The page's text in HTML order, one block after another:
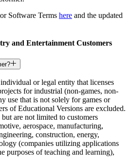
y operaciones de juego en vivo
móviles
aplicación en tiendas físicas y en el
(D2C).
los juegos adecuados
con Unity
tienda en experiencias en línea
en el automóvil
bloques de construcción
y consejos técnicos
prácticas
institución
Software Terms here and the updated
and Entertainment Customers
or legal entity that licenses
for industrial (non-games, non-
use that is not solely for games or
of Educational Versions are excluded.
are not limited to customers
aerospace, manufacturing,
construction, energy,
(companies utilizing applications
purposes of teaching and learning),